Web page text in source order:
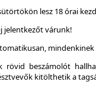
lesz 18 órai
jelentkezőt várunk!
rövid beszámolót
kitölthetik a